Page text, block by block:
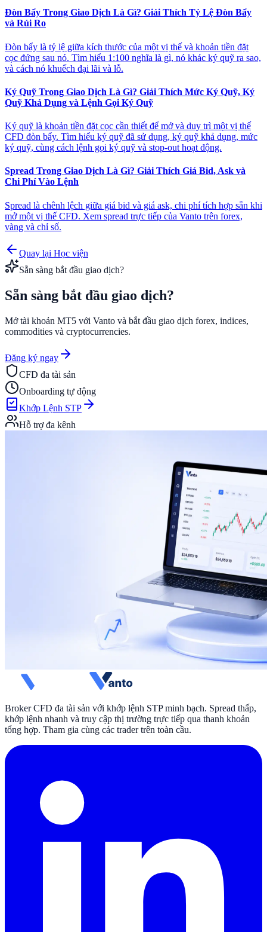
Đòn Bẩy Trong Giao Dịch Là Gì? Giải Thích Tỷ Lệ Đòn Bẩy
và Rủi Ro
Đòn bẩy là tỷ lệ giữa kích thước của một vị thế và khoản tiền đặt
cọc đứng sau nó. Tìm hiểu 1:100 nghĩa là gì, nó khác ký quỹ ra sao,
và cách nó khuếch đại lãi và lỗ.
Ký Quỹ Trong Giao Dịch Là Gì? Giải Thích Mức Ký Quỹ, Ký
Quỹ Khả Dụng và Lệnh Gọi Ký Quỹ
Ký quỹ là khoản tiền đặt cọc cần thiết để mở và duy trì một vị thế
CFD đòn bẩy. Tìm hiểu ký quỹ đã sử dụng, ký quỹ khả dụng, mức
ký quỹ, cùng cách lệnh gọi ký quỹ và stop-out hoạt động.
Spread Trong Giao Dịch Là Gì? Giải Thích Giá Bid, Ask và
Chi Phí Vào Lệnh
Spread là chênh lệch giữa giá bid và giá ask, chi phí tích hợp sẵn khi
mở một vị thế CFD. Xem spread trực tiếp của Vanto trên forex,
vàng và chỉ số.
Quay lại Học viện
Sẵn sàng bắt đầu giao dịch?
Sẵn sàng bắt đầu giao dịch?
Mở tài khoản MT5 với Vanto và bắt đầu giao dịch forex, indices,
commodities và cryptocurrencies.
Đăng ký ngay
CFD đa tài sản
Onboarding tự động
Khớp Lệnh STP
Hỗ trợ đa kênh
Broker CFD đa tài sản với khớp lệnh STP minh bạch. Spread thấp,
khớp lệnh nhanh và truy cập thị trường trực tiếp qua thanh khoản
tổng hợp. Tham gia cùng các trader trên toàn cầu.